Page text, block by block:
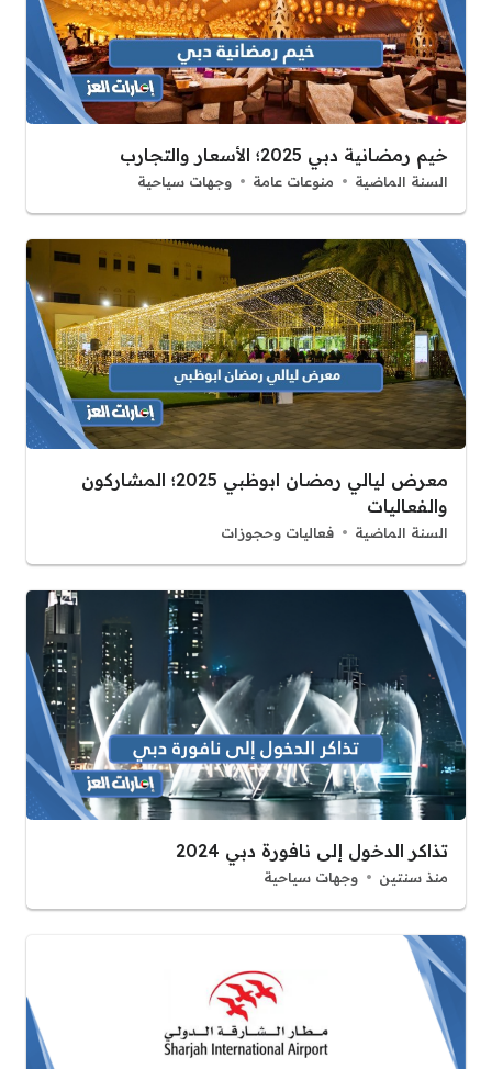
خيم رمضانية دبي 2025؛ الأسعار والتجارب
السنة الماضية منوعات عامة وجهات سياحية
معرض ليالي رمضان ابوظبي 2025؛ المشاركون
والفعاليات
السنة الماضية فعاليات وحجوزات
تذاكر الدخول إلى نافورة دبي 2024
منذ سنتين وجهات سياحية